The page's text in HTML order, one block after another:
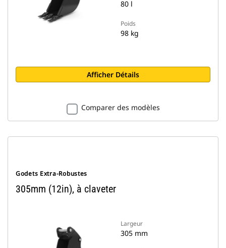
80 l
Poids
98 kg
Afficher Détails
Comparer des modèles
Godets Extra-Robustes
305mm (12in), à claveter
Largeur
305 mm